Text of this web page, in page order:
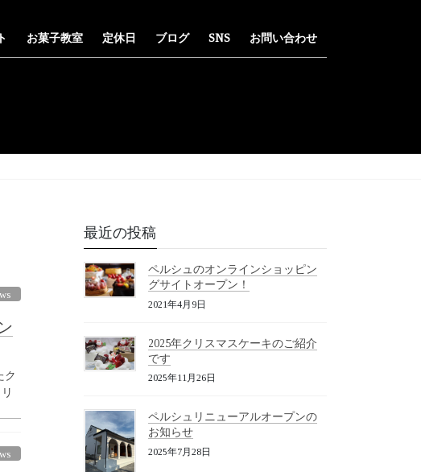
お菓子教室 定休日 ブログ SNS お問い合わせ
ク
最近の投稿
ペルシュのオンラインショッピン
グサイトオープン！
2021年4月9日
2025年クリスマスケーキのご紹介
です
2025年11月26日
ペルシュリニューアルオープンの
お知らせ
2025年7月28日